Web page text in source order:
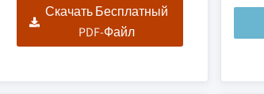
Скачать Бесплатный
PDF-Файл